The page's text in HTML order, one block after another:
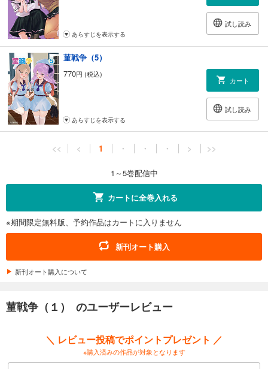
試し読み
あらすじを表示する
菫戦争（5）
770円 (税込)
カート
試し読み
あらすじを表示する
<< < 1 ・ ・ ・ > >>
1～5巻配信中
カートに全巻入れる
※期間限定無料版、予約作品はカートに入りません
新刊オート購入
新刊オート購入について
菫戦争（１） のユーザーレビュー
＼ レビュー投稿でポイントプレゼント ／
※購入済みの作品が対象となります